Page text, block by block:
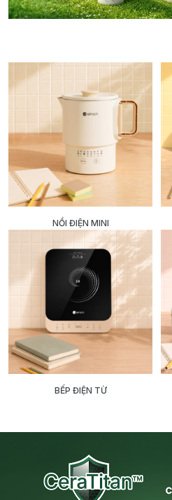
NỒI ĐIỆN MINI
BẾP ĐIỆN TỪ